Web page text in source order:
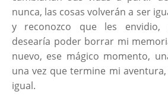
nunca, las cosas volverán a ser
y reconozco que les envidio,
desearía poder borrar mi
nuevo, ese mágico momento,
una vez que termine mi
igual.